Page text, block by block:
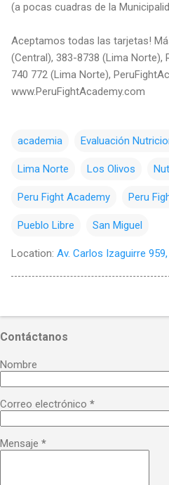
(a pocas cuadras de la
Aceptamos todas las tarjetas!
(Central), 383-8738 (Lima Norte),
740 772 (Lima Norte),
www.PeruFightAcademy.com
academia Evaluación
Lima Norte Los Olivos
Peru Fight Academy Peru
Pueblo Libre San Miguel
Location: Av. Carlos Izaguirre
Contáctanos
Nombre
Correo electrónico *
Mensaje *